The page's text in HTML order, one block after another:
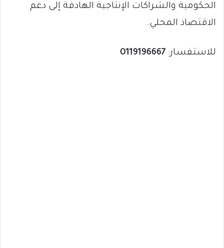
الحكومية والشراكات الإنتاجية الهادفة إلى دعم
الاقتصاد المحلي.
للاستفسار: 0119196667